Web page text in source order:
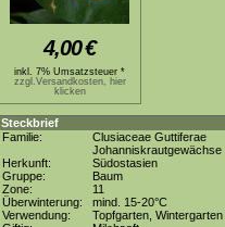
4,00€
inkl. 7% Umsatzsteuer *
zzgl.Versandkosten, hier
klicken
Steckbrief
Familie:
Clusiaceae Guttiferae
Johanniskrautgewächse
Herkunft:
Südostasien
Gruppe:
Baum
Zone:
11
Überwinterung:
mind. 15-20°C
Verwendung:
Topfgarten, Wintergarten